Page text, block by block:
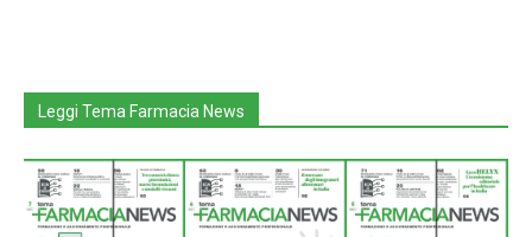
Leggi Tema Farmacia News